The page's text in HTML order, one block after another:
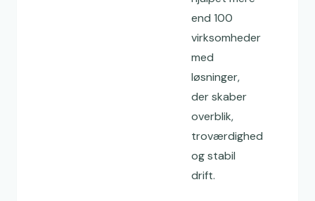
end 100
virksomheder
med
løsninger,
der skaber
overblik,
troværdighed
og stabil
drift.